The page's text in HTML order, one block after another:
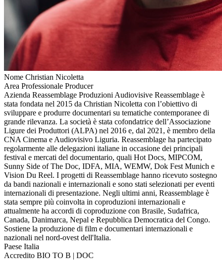
Nome Christian Nicoletta
Area Professionale Producer
Azienda Reassemblage Produzioni Audiovisive Reassemblage è
stata fondata nel 2015 da Christian Nicoletta con l’obiettivo di
sviluppare e produrre documentari su tematiche contemporanee di
grande rilevanza. La società è stata cofondatrice dell’Associazione
Ligure dei Produttori (ALPA) nel 2016 e, dal 2021, è membro della
CNA Cinema e Audiovisivo Liguria. Reassemblage ha partecipato
regolarmente alle delegazioni italiane in occasione dei principali
festival e mercati del documentario, quali Hot Docs, MIPCOM,
Sunny Side of The Doc, IDFA, MIA, WEMW, Dok Fest Munich e
Vision Du Reel. I progetti di Reassemblage hanno ricevuto sostegno
da bandi nazionali e internazionali e sono stati selezionati per eventi
internazionali di presentazione. Negli ultimi anni, Reassemblage è
stata sempre più coinvolta in coproduzioni internazionali e
attualmente ha accordi di coproduzione con Brasile, Sudafrica,
Canada, Danimarca, Nepal e Repubblica Democratica del Congo.
Sostiene la produzione di film e documentari internazionali e
nazionali nel nord-ovest dell'Italia.
Paese Italia
Accredito BIO TO B | DOC